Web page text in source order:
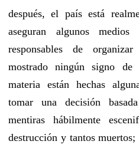
después, el país está
aseguran algunos
responsables de
mostrado ningún signo de
materia están hechas
tomar una decisión
mentiras hábilmente
destrucción y tantos